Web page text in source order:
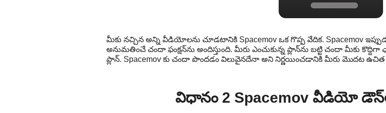
మీకు నచ్చిన అన్ని వీడియోలను చూడటానికి Spacemov ఒక గొప్ప వేదిక. Spacemov
అనుమతించే చందా ఫంక్షన్‌ను అందిస్తుంది. మీరు ఎంచుకున్న ప్లాన్‌ను బట్టి చందా మీకు
ప్లాన్. Spacemov కు చందా పొందడం విలువైనదేనా అని నిర్ణయించడానికి మీరు మొదట ఉచిత
విధానం 2 Spacemov వీడియో